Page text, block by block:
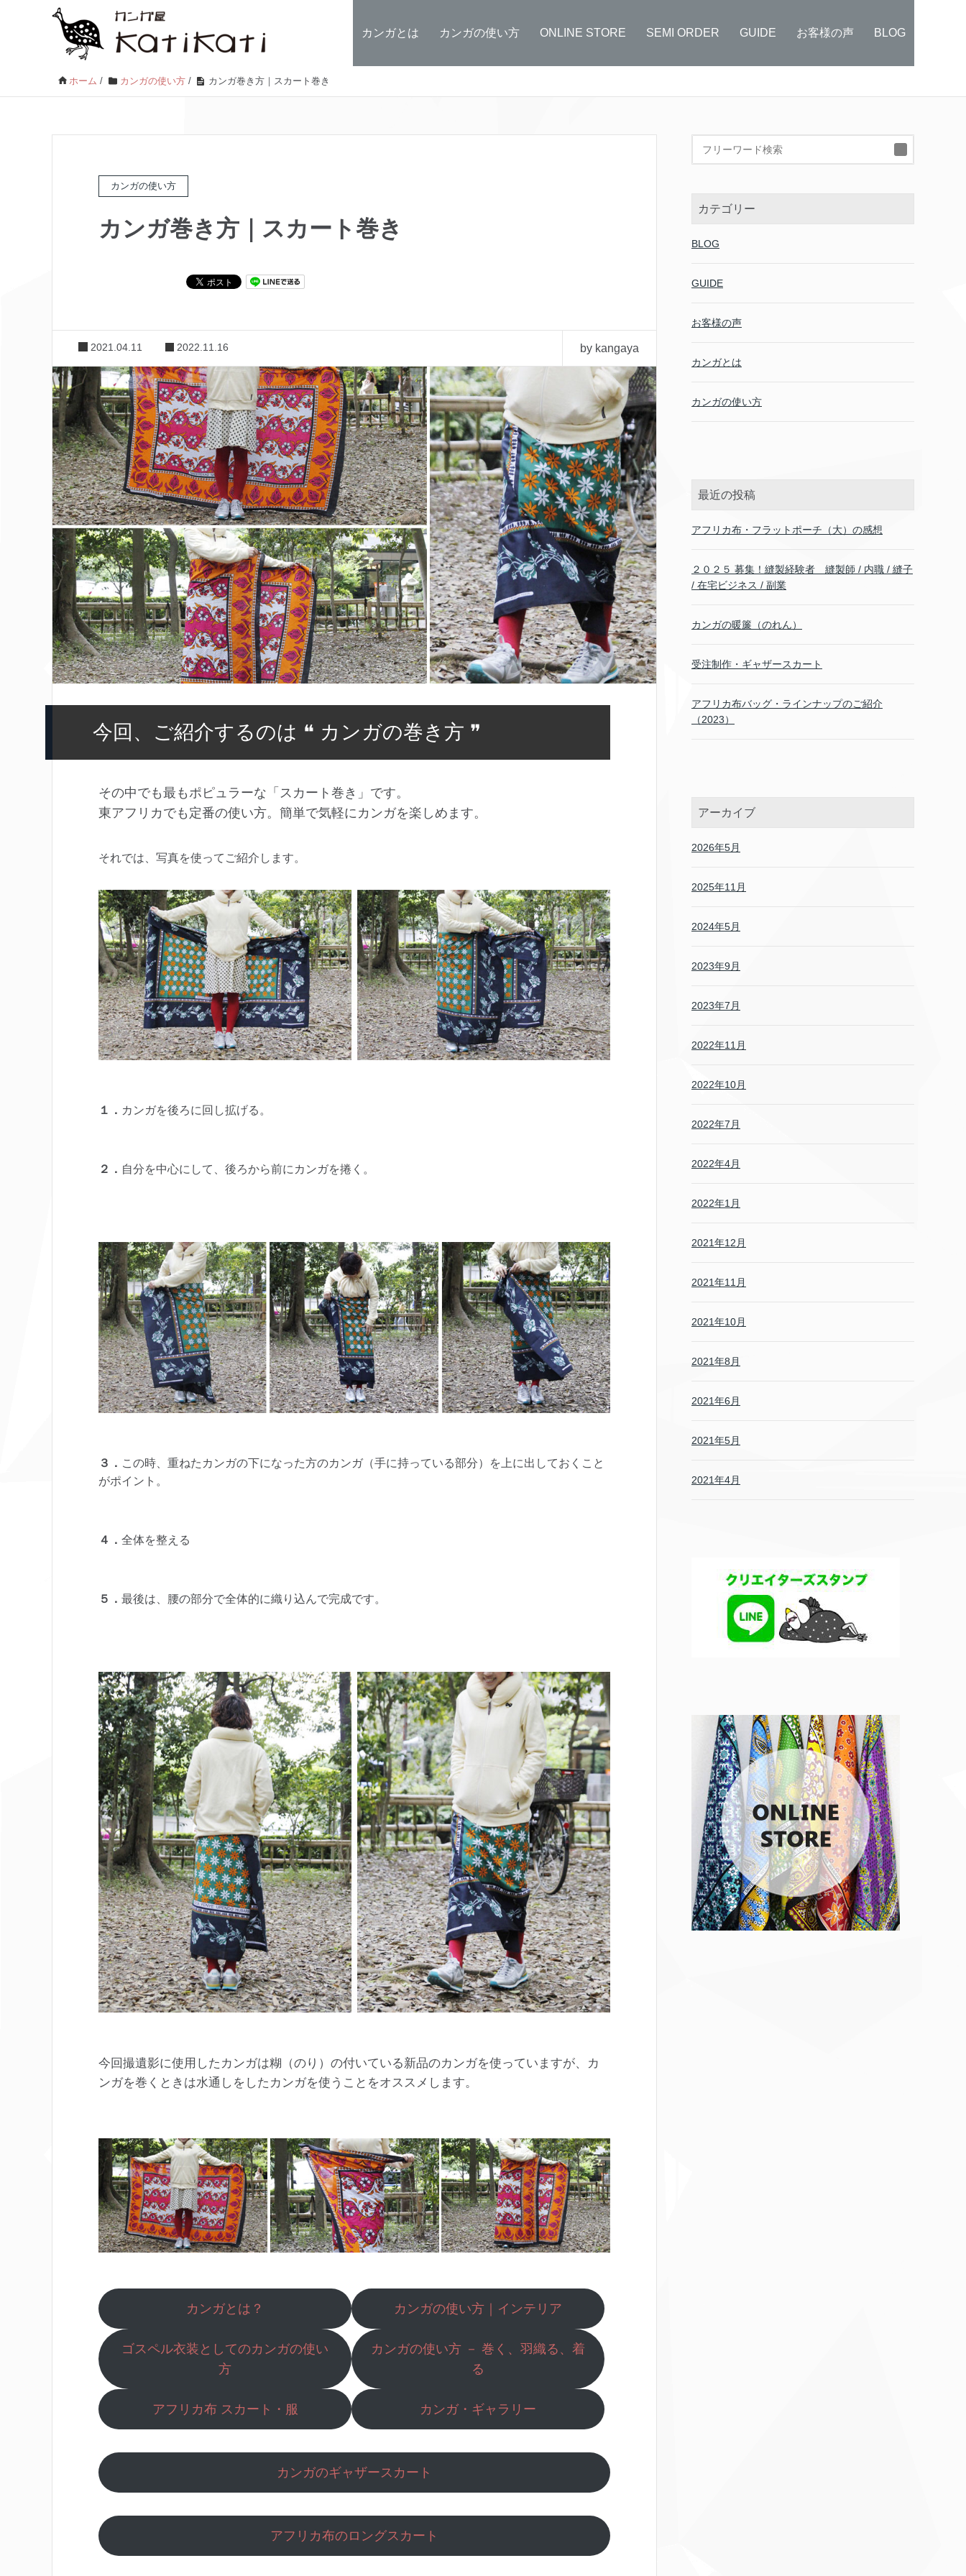
カンガとは カンガの使い方 ONLINE STORE SEMI ORDER GUIDE お客様の声 BLOG
ホーム / カンガの使い方 / カンガ巻き方｜スカート巻き
カンガの使い方
カンガ巻き方｜スカート巻き
2021.04.11 2022.11.16 by kangaya
今回、ご紹介するのは ❝ カンガの巻き方 ❞
その中でも最もポピュラーな「スカート巻き」です。
東アフリカでも定番の使い方。簡単で気軽にカンガを楽しめます。
それでは、写真を使ってご紹介します。
１． カンガを後ろに回し拡げる。
２． 自分を中心にして、後ろから前にカンガを捲く。
３． この時、重ねたカンガの下になった方のカンガ（手に持っている部分）を上に出しておくこと
がポイント。
４． 全体を整える
５． 最後は、腰の部分で全体的に織り込んで完成です。
今回撮遺影に使用したカンガは糊（のり）の付いている新品のカンガを使っていますが、カ
ンガを巻くときは水通しをしたカンガを使うことをオススメします。
カンガとは？ カンガの使い方｜インテリア
ゴスペル衣装としてのカンガの使い
方
カンガの使い方 － 巻く、羽織る、着
る
アフリカ布 スカート・服 カンガ・ギャラリー
カンガのギャザースカート
アフリカ布のロングスカート
カテゴリー
BLOG
GUIDE
お客様の声
カンガとは
カンガの使い方
最近の投稿
アフリカ布・フラットポーチ（大）の感想
２０２５ 募集！縫製経験者 縫製師 / 内職 / 縫子
/ 在宅ビジネス / 副業
カンガの暖簾（のれん）
受注制作・ギャザースカート
アフリカ布バッグ・ラインナップのご紹介
（2023）
アーカイブ
2026年5月
2025年11月
2024年5月
2023年9月
2023年7月
2022年11月
2022年10月
2022年7月
2022年4月
2022年1月
2021年12月
2021年11月
2021年10月
2021年8月
2021年6月
2021年5月
2021年4月